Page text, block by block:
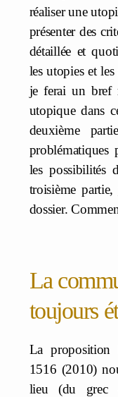
réaliser une
présenter des
détaillée et
les utopies et
je ferai un bref
utopique dans
deuxième
les possibilités
troisième
dossier.
La
toujours
La proposition
1516 (2010)
lieu (du grec